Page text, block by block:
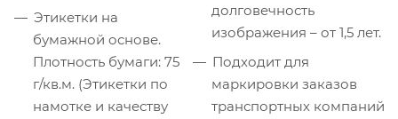
Этикетки на
бумажной основе.
Плотность бумаги: 75
г/кв.м. (Этикетки по
намотке и качеству
долговечность
изображения – от 1,5 лет.
Подходит для
маркировки заказов
транспортных компаний